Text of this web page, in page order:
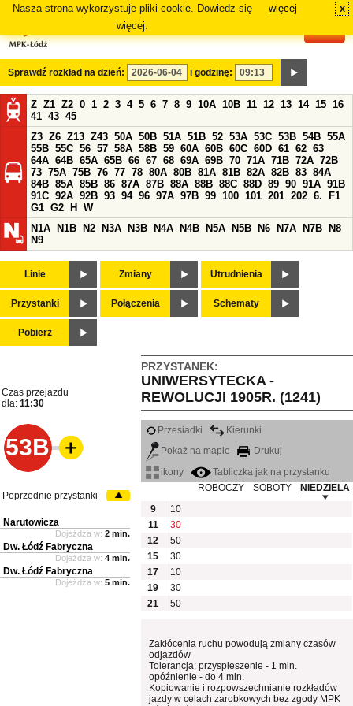
Nasza strona wykorzystuje pliki cookie. Dowiedz się
więcej.
więcej x
Sprawdź rozkład na dzień: i godzinę:
Z Z1 Z2 0 1 2 3 4 5 6 7 8 9 10A 10B 11 12 13 14 15 16
41 43 45
Z3 Z6 Z13 Z43 50A 50B 51A 51B 52 53A 53C 53B 54B 55A
55B 55C 56 57 58A 58B 59 60A 60B 60C 60D 61 62 63
64A 64B 65A 65B 66 67 68 69A 69B 70 71A 71B 72A 72B
73 75A 75B 76 77 78 80A 80B 81A 81B 82A 82B 83 84A
84B 85A 85B 86 87A 87B 88A 88B 88C 88D 89 90 91A 91B
91C 92A 92B 93 94 96 97A 97B 99 100 101 201 202 6.
F1
G1 G2 H
W
N1A
N1B N2 N3A N3B N4A N4B N5A N5B N6 N7A N7B
N8
N9
Linie Zmiany Utrudnienia
Przystanki Połączenia Schematy
Pobierz
PRZYSTANEK:
UNIWERSYTECKA -
REWOLUCJI 1905R. (1241)
Czas przejazdu
dla: 11:30
53B
Przesiadki
Kierunki
Pokaż na mapie
Drukuj
ikony
Tabliczka jak na przystanku
ROBOCZY
SOBOTY
NIEDZIELA
9
10
11
30
12
50
15
30
17
10
19
30
21
50
Zakłócenia ruchu powodują zmiany czasów
odjazdów
Tolerancja: przyspieszenie - 1 min.
opóźnienie - do 4 min.
Kopiowanie i rozpowszechnianie rozkładów
jazdy w celach zarobkowych bez zgody MPK
Poprzednie przystanki
Narutowicza
Dojeżdża w: 2 min.
Dw. Łódź Fabryczna
Dojeżdża w: 4 min.
Dw. Łódź Fabryczna
Dojeżdża w: 5 min.